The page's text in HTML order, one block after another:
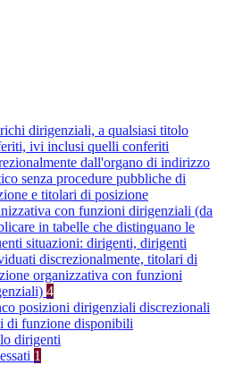
dirigenziali, a qualsiasi titolo
ivi inclusi quelli conferiti
dall'organo di indirizzo
senza procedure pubbliche di
e titolari di posizione
con funzioni dirigenziali (da
in tabelle che distinguano le
situazioni: dirigenti, dirigenti
discrezionalmente, titolari di
organizzativa con funzioni
4
posizioni dirigenziali discrezionali
di funzione disponibili
dirigenti
1